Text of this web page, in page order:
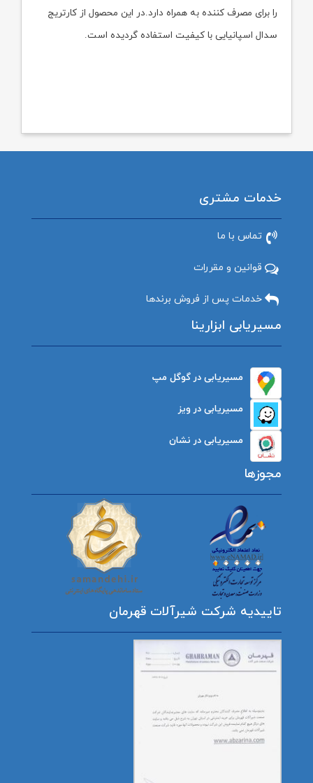
را برای مصرف کننده به همراه دارد.در این محصول از کارتریج
سدال اسپانیایی با کیفیت استفاده گردیده است.
خدمات مشتری
تماس با ما
قوانین و مقررات
خدمات پس از فروش برندها
مسیریابی ابزارینا
مسیریابی در گوگل مپ
مسیریابی در ویز
مسیریابی در نشان
مجوزها
تاییدیه شرکت شیرآلات قهرمان